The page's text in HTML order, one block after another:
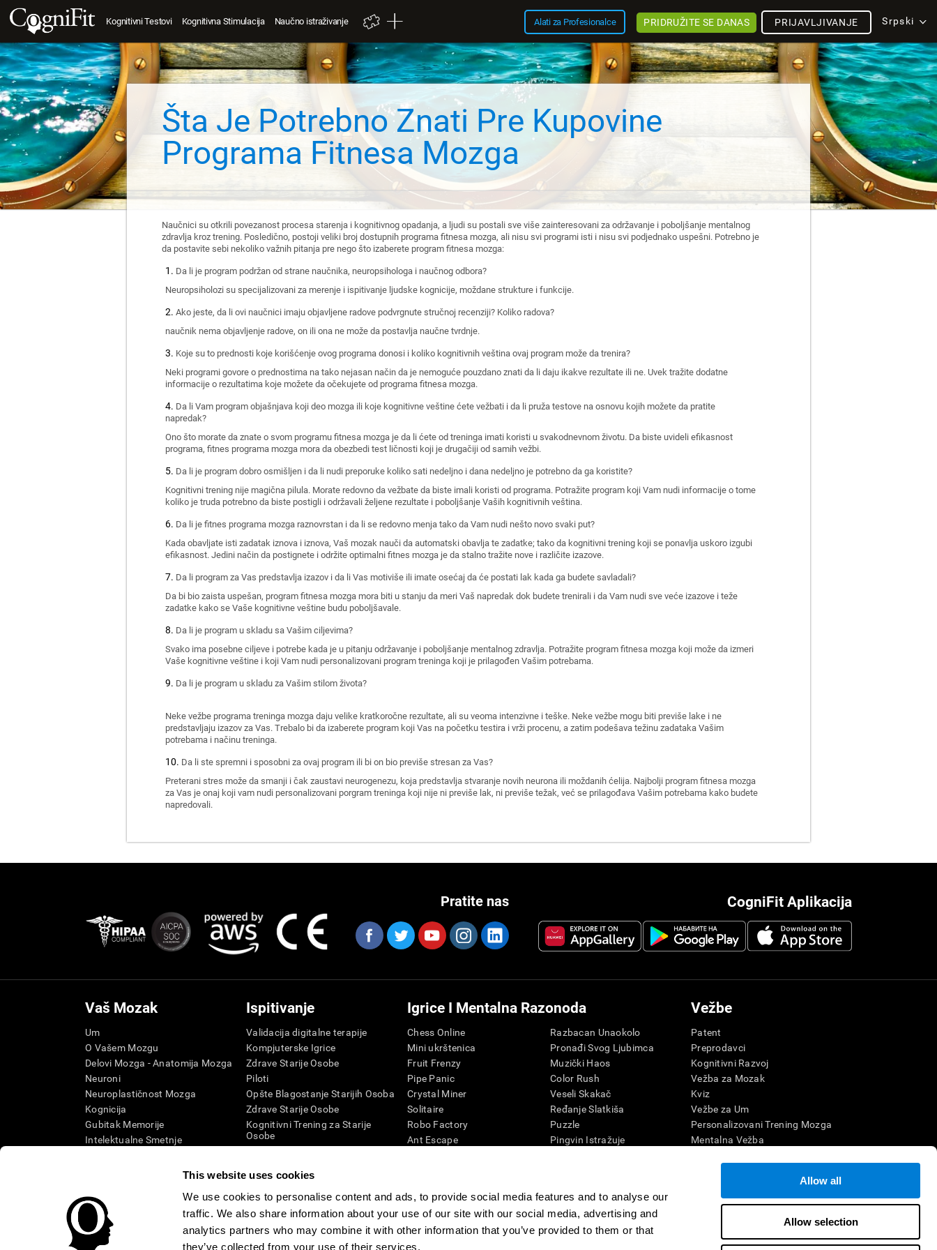
This website uses cookies
We use cookies to personalise content and ads, to provide social media features and to analyse our
traffic. We also share information about your use of our site with our social media, advertising and
analytics partners who may combine it with other information that you’ve provided to them or that
they’ve collected from your use of their services.
Allow all
Allow selection
Kognitivni Testovi Kognitivna Stimulacija Naučno istraživanje Alati za Profesionalce Srpski
PRIJAVLJIVANJE
PRIDRUŽITE SE DANAS
Šta Je Potrebno Znati Pre Kupovine
Programa Fitnesa Mozga
Naučnici su otkrili povezanost procesa starenja i kognitivnog opadanja, a ljudi su postali sve više zainteresovani za održavanje i poboljšanje mentalnog
zdravlja kroz trening. Posledično, postoji veliki broj dostupnih programa fitnesa mozga, ali nisu svi programi isti i nisu svi podjednako uspešni. Potrebno je
da postavite sebi nekoliko važnih pitanja pre nego što izaberete program fitnesa mozga:
Da li je program podržan od strane naučnika, neuropsihologa i naučnog odbora?
Neuropsiholozi su specijalizovani za merenje i ispitivanje ljudske kognicije, moždane strukture i funkcije.
Ako jeste, da li ovi naučnici imaju objavljene radove podvrgnute stručnoj recenziji? Koliko radova?
naučnik nema objavljenje radove, on ili ona ne može da postavlja naučne tvrdnje.
Koje su to prednosti koje korišćenje ovog programa donosi i koliko kognitivnih veština ovaj program može da trenira?
Neki programi govore o prednostima na tako nejasan način da je nemoguće pouzdano znati da li daju ikakve rezultate ili ne. Uvek tražite dodatne
informacije o rezultatima koje možete da očekujete od programa fitnesa mozga.
Da li Vam program objašnjava koji deo mozga ili koje kognitivne veštine ćete vežbati i da li pruža testove na osnovu kojih možete da pratite
napredak?
Ono što morate da znate o svom programu fitnesa mozga je da li ćete od treninga imati koristi u svakodnevnom životu. Da biste uvideli efikasnost
programa, fitnes programa mozga mora da obezbedi test ličnosti koji je drugačiji od samih vežbi.
Da li je program dobro osmišljen i da li nudi preporuke koliko sati nedeljno i dana nedeljno je potrebno da ga koristite?
Kognitivni trening nije magična pilula. Morate redovno da vežbate da biste imali koristi od programa. Potražite program koji Vam nudi informacije o tome
koliko je truda potrebno da biste postigli i održavali željene rezultate i poboljšanje Vaših kognitivnih veština.
Da li je fitnes programa mozga raznovrstan i da li se redovno menja tako da Vam nudi nešto novo svaki put?
Kada obavljate isti zadatak iznova i iznova, Vaš mozak nauči da automatski obavlja te zadatke; tako da kognitivni trening koji se ponavlja uskoro izgubi
efikasnost. Jedini način da postignete i održite optimalni fitnes mozga je da stalno tražite nove i različite izazove.
Da li program za Vas predstavlja izazov i da li Vas motiviše ili imate osećaj da će postati lak kada ga budete savladali?
Da bi bio zaista uspešan, program fitnesa mozga mora biti u stanju da meri Vaš napredak dok budete trenirali i da Vam nudi sve veće izazove i teže
zadatke kako se Vaše kognitivne veštine budu poboljšavale.
Da li je program u skladu sa Vašim ciljevima?
Svako ima posebne ciljeve i potrebe kada je u pitanju održavanje i poboljšanje mentalnog zdravlja. Potražite program fitnesa mozga koji može da izmeri
Vaše kognitivne veštine i koji Vam nudi personalizovani program treninga koji je prilagođen Vašim potrebama.
Da li je program u skladu za Vašim stilom života?
Neke vežbe programa treninga mozga daju velike kratkoročne rezultate, ali su veoma intenzivne i teške. Neke vežbe mogu biti previše lake i ne
predstavljaju izazov za Vas. Trebalo bi da izaberete program koji Vas na početku testira i vrži procenu, a zatim podešava težinu zadataka Vašim
potrebama i načinu treninga.
Da li ste spremni i sposobni za ovaj program ili bi on bio previše stresan za Vas?
Preterani stres može da smanji i čak zaustavi neurogenezu, koja predstavlja stvaranje novih neurona ili moždanih ćelija. Najbolji program fitnesa mozga
za Vas je onaj koji vam nudi personalizovani porgram treninga koji nije ni previše lak, ni previše težak, već se prilagođava Vašim potrebama kako budete
napredovali.
CogniFit Aplikacija
Pratite nas
Vaš Mozak
Um
O Vašem Mozgu
Delovi Mozga - Anatomija Mozga
Neuroni
Neuroplastičnost Mozga
Kognicija
Gubitak Memorije
Intelektualne Smetnje
Pažnja
Ispitivanje
Validacija digitalne terapije
Kompjuterske Igrice
Zdrave Starije Osobe
Piloti
Opšte Blagostanje Starijih Osoba
Zdrave Starije Osobe
Kognitivni Trening za Starije
Osobe
Kategorija SG4D
Igrice I Mentalna Razonoda
Chess Online
Mini ukrštenica
Fruit Frenzy
Pipe Panic
Crystal Miner
Solitaire
Robo Factory
Ant Escape
Lud za Brojevima
Klikeri
Melodičan Tenis
Razbacan Unaokolo
Pronađi Svog Ljubimca
Muzički Haos
Color Rush
Veseli Skakač
Ređanje Slatkiša
Puzzle
Pingvin Istražuje
Onlajn Igrice Memorije
Igrice i Mentalna Razonoda
Vežbe
Patent
Preprodavci
Kognitivni Razvoj
Vežba za Mozak
Kviz
Vežbe za Um
Personalizovani Trening Mozga
Mentalna Vežba
Brain Battles